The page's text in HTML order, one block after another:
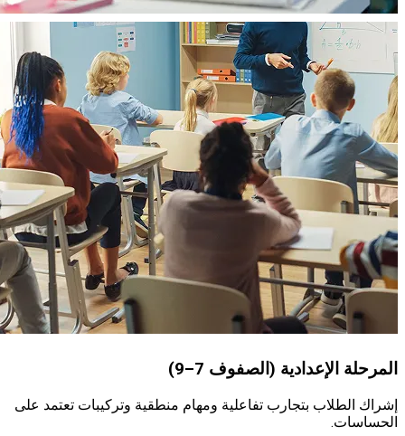
الإعدادية (الصفوف 7–9)
بتجارب تفاعلية ومهام منطقية وتركيبات تعتمد على